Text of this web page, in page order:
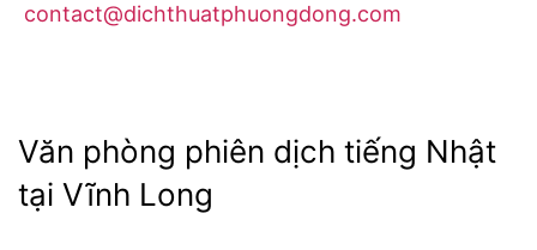
contact@dichthuatphuongdong.com
Văn phòng phiên dịch tiếng Nhật
tại Vĩnh Long